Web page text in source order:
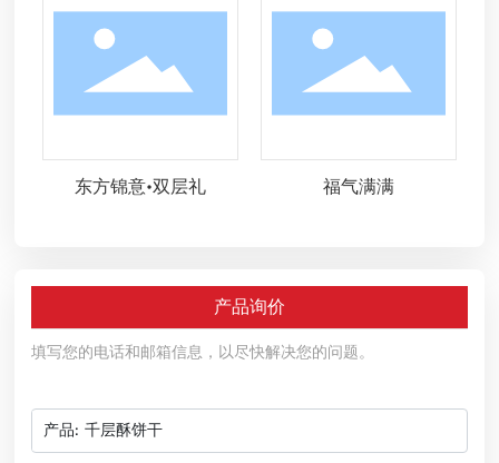
东方锦意•双层礼 福气满满
产品询价
填写您的电话和邮箱信息，以尽快解决您的问题。
产品: 千层酥饼干